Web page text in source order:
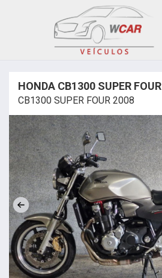
HONDA CB1300 SUPER FOUR
CB1300 SUPER FOUR 2008